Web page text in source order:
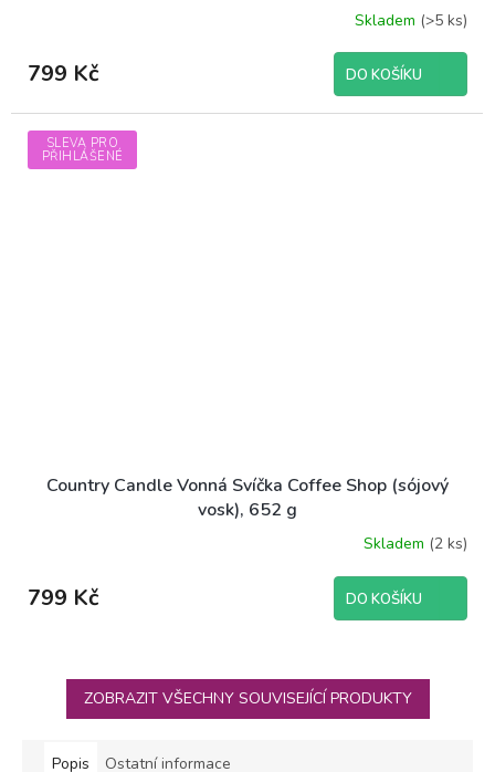
Skladem (>5 ks)
799 Kč DO KOŠÍKU
SLEVA PRO
PŘIHLÁŠENÉ
Country Candle Vonná Svíčka Coffee Shop (sójový
vosk), 652 g
Skladem (2 ks)
799 Kč DO KOŠÍKU
ZOBRAZIT VŠECHNY SOUVISEJÍCÍ PRODUKTY
Popis Ostatní informace